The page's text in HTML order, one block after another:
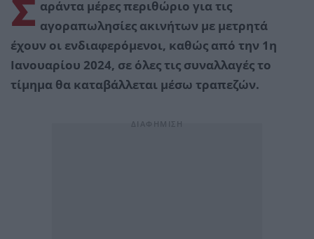
Σ αράντα μέρες περιθώριο για τις
αγοραπωλησίες ακινήτων με μετρητά
έχουν οι ενδιαφερόμενοι, καθώς από την 1η
Ιανουαρίου 2024, σε όλες τις συναλλαγές το
τίμημα θα καταβάλλεται μέσω τραπεζών.